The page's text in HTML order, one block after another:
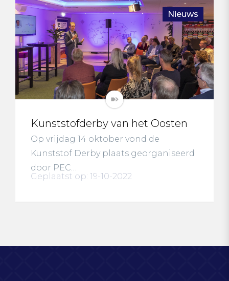
Nieuws
Kunststofderby van het Oosten
Op vrijdag 14 oktober vond de
Kunststof Derby plaats georganiseerd
door PEC…
Geplaatst op: 19-10-2022